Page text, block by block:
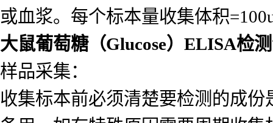
或血浆。每个标本量收集体积
大鼠葡萄糖（Glucose）ELISA检
样品采集：
收集标本前必须清楚要检测的成